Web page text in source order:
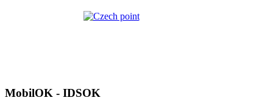
MobilOK - IDSOK